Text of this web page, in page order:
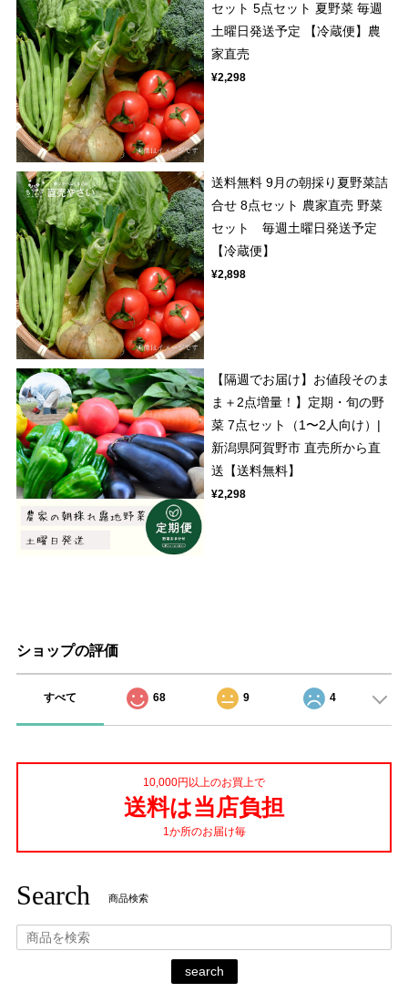
セット 5点セット 夏野菜 毎週
土曜日発送予定 【冷蔵便】農
家直売
¥2,298
送料無料 9月の朝採り夏野菜詰
合せ 8点セット 農家直売 野菜
セット 毎週土曜日発送予定
【冷蔵便】
¥2,898
【隔週でお届け】お値段そのま
ま＋2点増量！】定期・旬の野
菜 7点セット（1〜2人向け）|
新潟県阿賀野市 直売所から直
送【送料無料】
¥2,298
ショップの評価
すべて 68 9 4
10,000円以上のお買上で
送料は当店負担
1か所のお届け毎
Search 商品検索
search